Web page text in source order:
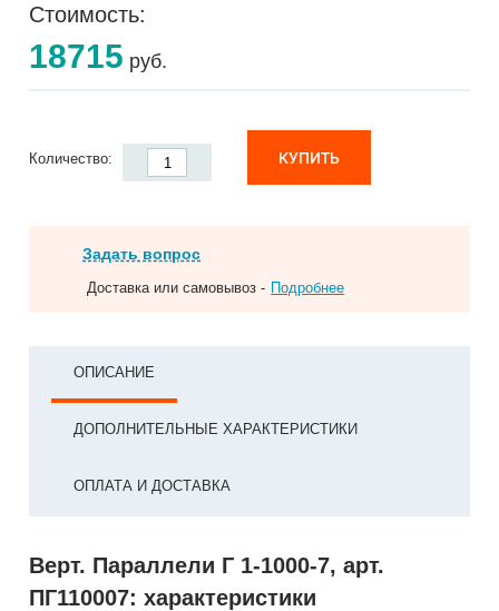
Стоимость:
18715 руб.
Количество: КУПИТЬ
Задать вопрос
Доставка или самовывоз - Подробнее
ОПИСАНИЕ
ДОПОЛНИТЕЛЬНЫЕ ХАРАКТЕРИСТИКИ
ОПЛАТА И ДОСТАВКА
Верт. Параллели Г 1-1000-7, арт.
ПГ110007: характеристики